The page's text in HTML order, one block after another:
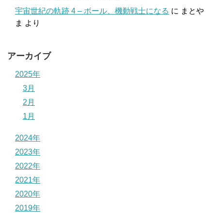
宇宙世紀の軌跡 4 – ボール、機動戦士になる に まとや
ま より
アーカイブ
2025年
3月
2月
1月
2024年
2023年
2022年
2021年
2020年
2019年